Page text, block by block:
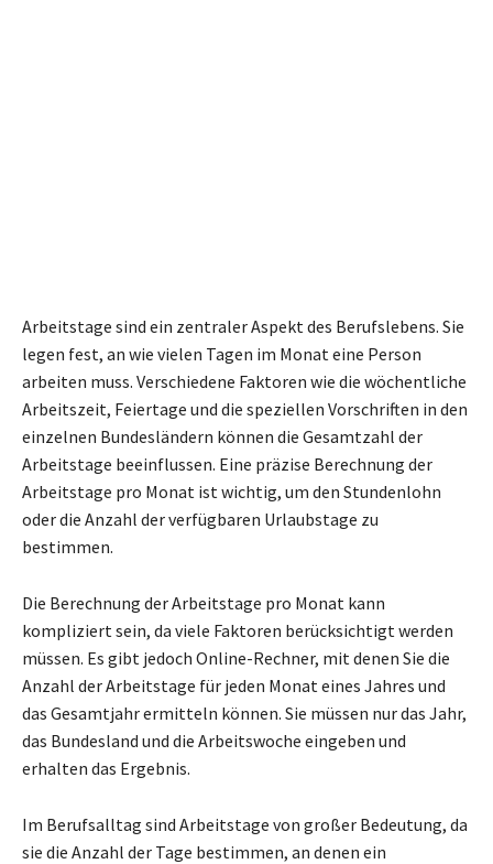
Arbeitstage sind ein zentraler Aspekt des Berufslebens. Sie
legen fest, an wie vielen Tagen im Monat eine Person
arbeiten muss. Verschiedene Faktoren wie die wöchentliche
Arbeitszeit, Feiertage und die speziellen Vorschriften in den
einzelnen Bundesländern können die Gesamtzahl der
Arbeitstage beeinflussen. Eine präzise Berechnung der
Arbeitstage pro Monat ist wichtig, um den Stundenlohn
oder die Anzahl der verfügbaren Urlaubstage zu
bestimmen.
Die Berechnung der Arbeitstage pro Monat kann
kompliziert sein, da viele Faktoren berücksichtigt werden
müssen. Es gibt jedoch Online-Rechner, mit denen Sie die
Anzahl der Arbeitstage für jeden Monat eines Jahres und
das Gesamtjahr ermitteln können. Sie müssen nur das Jahr,
das Bundesland und die Arbeitswoche eingeben und
erhalten das Ergebnis.
Im Berufsalltag sind Arbeitstage von großer Bedeutung, da
sie die Anzahl der Tage bestimmen, an denen ein